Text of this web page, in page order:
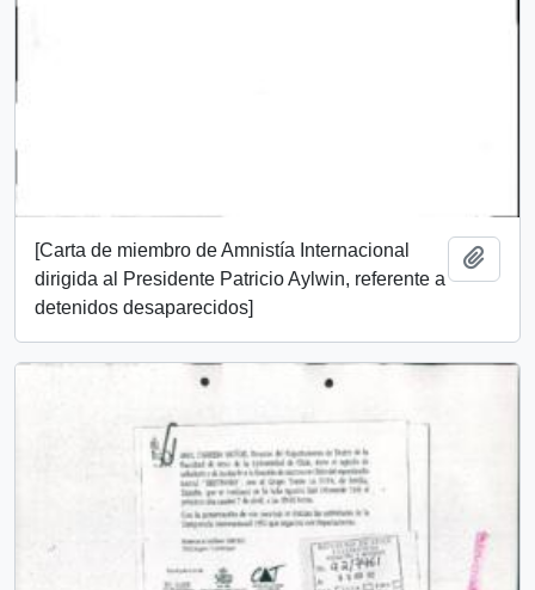
[Carta de miembro de Amnistía Internacional
dirigida al Presidente Patricio Aylwin, referente a
detenidos desaparecidos]